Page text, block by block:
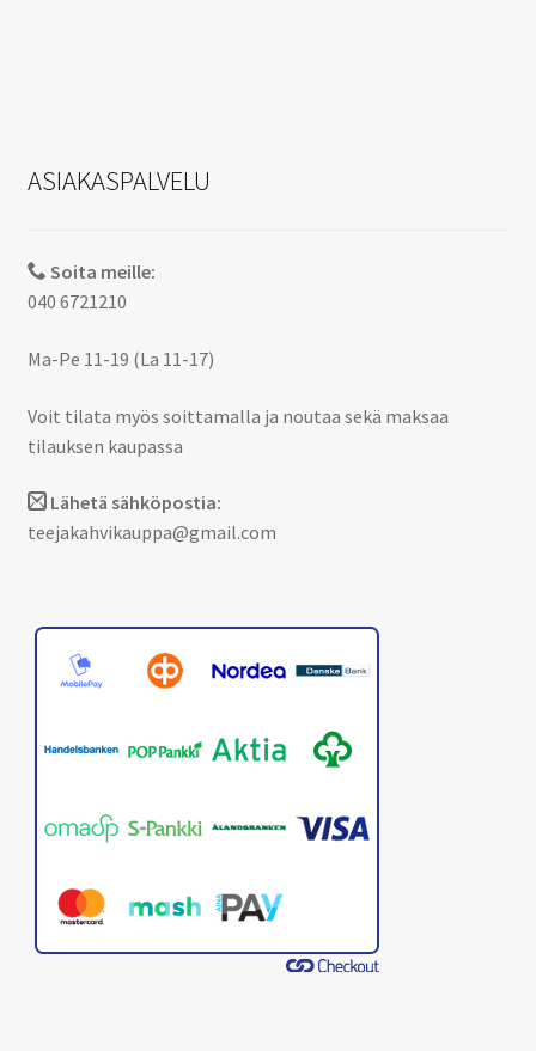
ASIAKASPALVELU
Soita meille:
040 6721210
Ma-Pe 11-19 (La 11-17)
Voit tilata myös soittamalla ja noutaa sekä maksaa
tilauksen kaupassa
Lähetä sähköpostia:
teejakahvikauppa@gmail.com